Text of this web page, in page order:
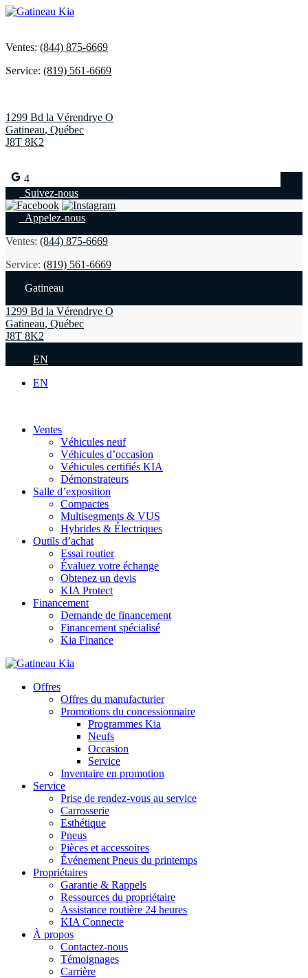
Ventes: (844) 875-6669
Service: (819) 561-6669
1299 Bd la Vérendrye O
Gatineau, Québec
J8T 8K2
4
Suivez-nous
Appelez-nous
Ventes: (844) 875-6669
Service: (819) 561-6669
Gatineau
1299 Bd la Vérendrye O
Gatineau, Québec
J8T 8K2
EN
EN
Ventes
Véhicules neuf
Véhicules d’occasion
Véhicules certifiés KIA
Démonstrateurs
Salle d’exposition
Compactes
Multisegments & VUS
Hybrides & Électriques
Outils d’achat
Essai routier
Évaluez votre échange
Obtenez un devis
KIA Protect
Financement
Demande de financement
Financement spécialisé
Kia Finance
Offres
Offres du manufacturier
Promotions du concessionnaire
Programmes Kia
Neufs
Occasion
Service
Inventaire en promotion
Service
Prise de rendez-vous au service
Carrosserie
Esthétique
Pneus
Pièces et accessoires
Événement Pneus du printemps
Propriétaires
Garantie & Rappels
Ressources du propriétaire
Assistance routière 24 heures
KIA Connecte
À propos
Contactez-nous
Témoignages
Carrière